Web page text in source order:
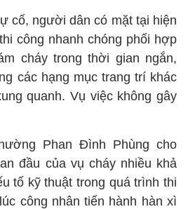
cố, người dân có mặt tại hiện
công nhanh chóng phối hợp
cháy trong thời gian ngắn,
các hạng mục trang trí khác
quanh. Vụ việc không gây
Phan Đình Phùng cho
đầu của vụ cháy nhiều khả
tố kỹ thuật trong quá trình thi
công nhân tiến hành hàn xì